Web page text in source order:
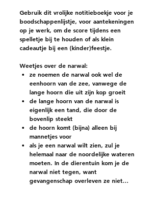
Gebruik dit vrolijke notitieboekje voor je
boodschappenlijstje, voor aantekeningen
op je werk, om de score tijdens een
spelletje bij te houden of als klein
cadeautje bij een (kinder)feestje.
Weetjes over de narwal:
ze noemen de narwal ook wel de
eenhoorn van de zee, vanwege de
lange hoorn die uit zijn kop groeit
de lange hoorn van de narwal is
eigenlijk een tand, die door de
bovenlip steekt
de hoorn komt (bijna) alleen bij
mannetjes voor
als je een narwal wilt zien, zul je
helemaal naar de noordelijke wateren
moeten. In de dierentuin kom je de
narwal niet tegen, want
gevangenschap overleven ze niet…